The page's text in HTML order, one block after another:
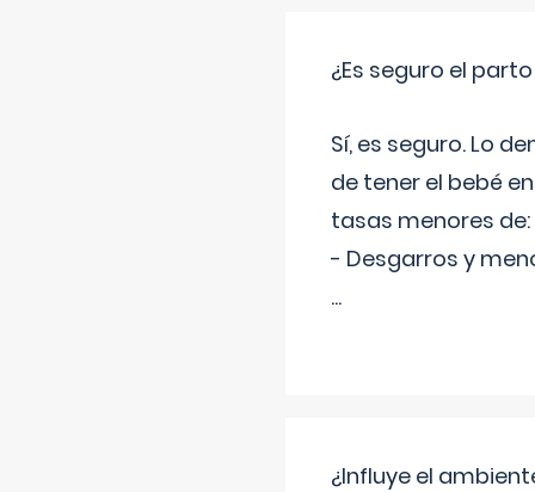
¿Es seguro el
Sí, es seguro. Lo
de tener el bebé
tasas menores de:
- Desgarros y
...
¿Influye el